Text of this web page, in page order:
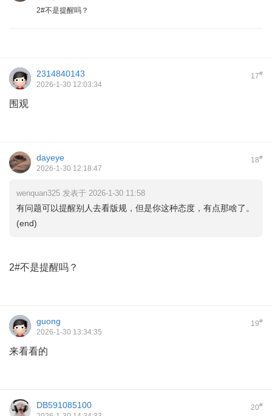
2#不是提醒吗？
17#
2314840143
2026-1-30 12:03:34
围观
18#
dayeye
2026-1-30 12:18:47
wenquan325 发表于 2026-1-30 11:58
有问题可以提醒别人去看版规，但是你这种态度，有点那啥了。
(end)
2#不是提醒吗？
19#
guong
2026-1-30 13:34:35
来看看的
20#
DB591085100